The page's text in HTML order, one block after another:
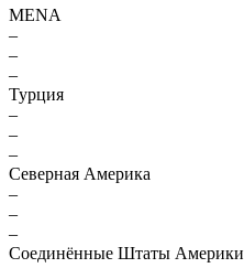
MENA
–
–
–
Турция
–
–
–
Северная Америка
–
–
–
Соединённые Штаты Америки